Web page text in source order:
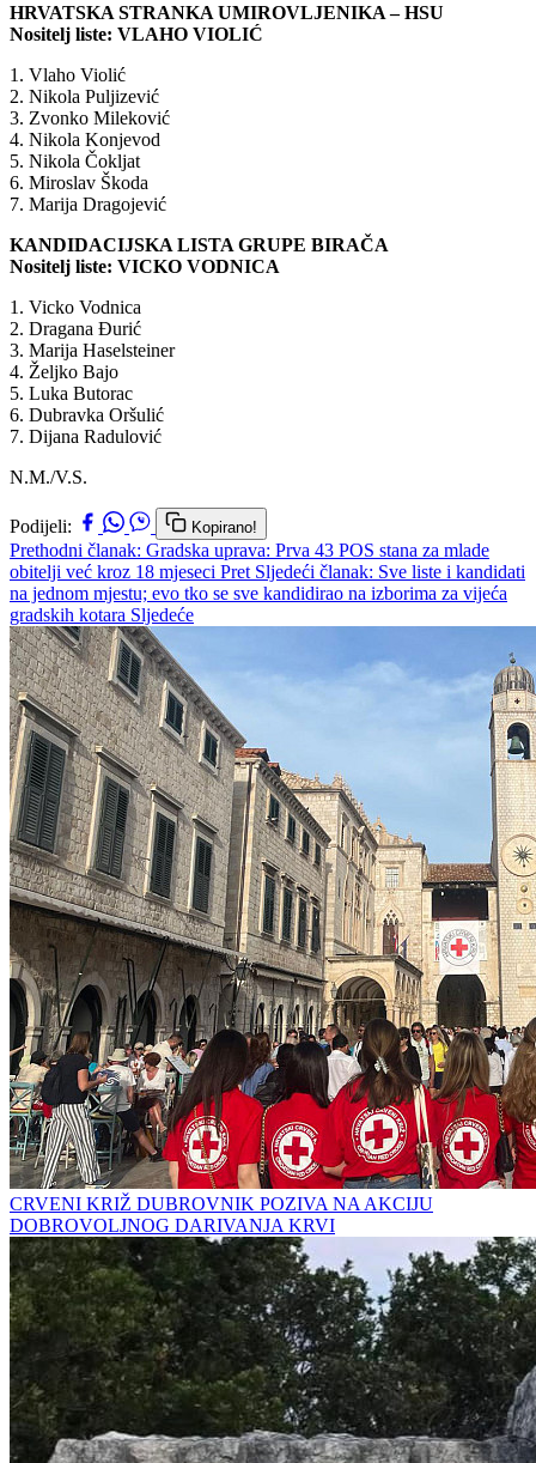
HRVATSKA STRANKA UMIROVLJENIKA – HSU
Nositelj liste: VLAHO VIOLIĆ
1. Vlaho Violić
2. Nikola Puljizević
3. Zvonko Mileković
4. Nikola Konjevod
5. Nikola Čokljat
6. Miroslav Škoda
7. Marija Dragojević
KANDIDACIJSKA LISTA GRUPE BIRAČA
Nositelj liste: VICKO VODNICA
1. Vicko Vodnica
2. Dragana Đurić
3. Marija Haselsteiner
4. Željko Bajo
5. Luka Butorac
6. Dubravka Oršulić
7. Dijana Radulović
N.M./V.S.
Podijeli: Kopirano!
Prethodni članak: Gradska uprava: Prva 43 POS stana za mlade
obitelji već kroz 18 mjeseci Pret Sljedeći članak: Sve liste i kandidati
na jednom mjestu; evo tko se sve kandidirao na izborima za vijeća
gradskih kotara Sljedeće
CRVENI KRIŽ DUBROVNIK POZIVA NA AKCIJU
DOBROVOLJNOG DARIVANJA KRVI